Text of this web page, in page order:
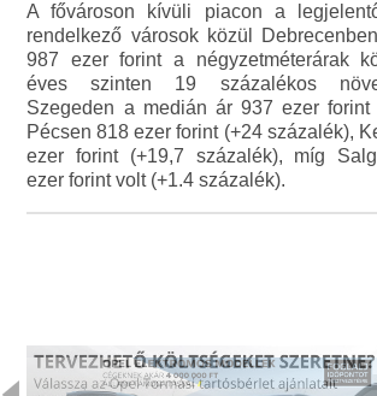
A fővároson kívüli piacon a
rendelkező városok közül
987 ezer forint a négyzetméterárak
éves szinten 19 százalékos
Szegeden a medián ár 937 ezer forint
Pécsen 818 ezer forint (+24 százalék),
ezer forint (+19,7 százalék), míg
ezer forint volt (+1.4 százalék).